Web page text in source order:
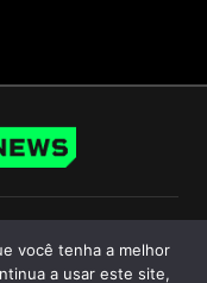
você tenha a melhor
a usar este site,